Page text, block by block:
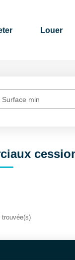
Louer
Surface min
trouvée(s)